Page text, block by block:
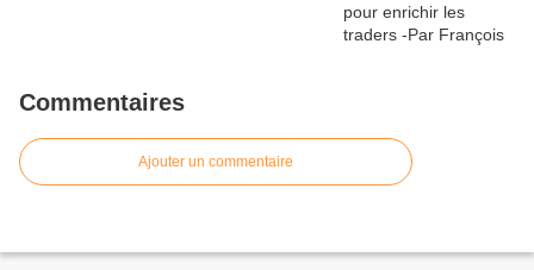
Commentaires
Ajouter un commentaire